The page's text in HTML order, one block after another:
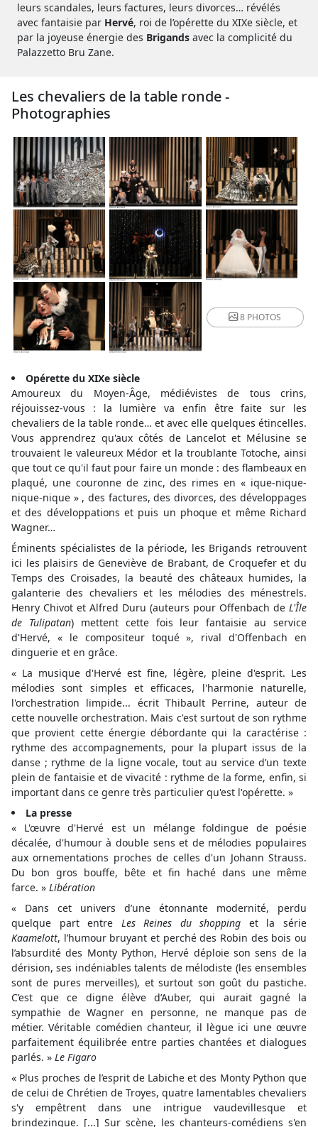
leurs scandales, leurs factures, leurs divorces… révélés
avec fantaisie par Hervé, roi de l’opérette du XIXe siècle, et
par la joyeuse énergie des Brigands avec la complicité du
Palazzetto Bru Zane.
Les chevaliers de la table ronde -
Photographies
8 PHOTOS
Opérette du XIXe siècle
Amoureux du Moyen-Âge, médiévistes de tous crins,
réjouissez-vous : la lumière va enfin être faite sur les
chevaliers de la table ronde… et avec elle quelques étincelles.
Vous apprendrez qu'aux côtés de Lancelot et Mélusine se
trouvaient le valeureux Médor et la troublante Totoche, ainsi
que tout ce qu'il faut pour faire un monde : des flambeaux en
plaqué, une couronne de zinc, des rimes en « ique-nique-
nique-nique » , des factures, des divorces, des développages
et des développations et puis un phoque et même Richard
Wagner…
Éminents spécialistes de la période, les Brigands retrouvent
ici les plaisirs de Geneviève de Brabant, de Croquefer et du
Temps des Croisades, la beauté des châteaux humides, la
galanterie des chevaliers et les mélodies des ménestrels.
Henry Chivot et Alfred Duru (auteurs pour Offenbach de L'Île
de Tulipatan) mettent cette fois leur fantaisie au service
d'Hervé, « le compositeur toqué », rival d'Offenbach en
dinguerie et en grâce.
« La musique d'Hervé est fine, légère, pleine d'esprit. Les
mélodies sont simples et efficaces, l'harmonie naturelle,
l'orchestration limpide... écrit Thibault Perrine, auteur de
cette nouvelle orchestration. Mais c'est surtout de son rythme
que provient cette énergie débordante qui la caractérise :
rythme des accompagnements, pour la plupart issus de la
danse ; rythme de la ligne vocale, tout au service d’un texte
plein de fantaisie et de vivacité : rythme de la forme, enfin, si
important dans ce genre très particulier qu'est l'opérette. »
La presse
« L'œuvre d'Hervé est un mélange foldingue de poésie
décalée, d'humour à double sens et de mélodies populaires
aux ornementations proches de celles d'un Johann Strauss.
Du bon gros bouffe, bête et fin haché dans une même
farce. » Libération
« Dans cet univers d’une étonnante modernité, perdu
quelque part entre Les Reines du shopping et la série
Kaamelott, l’humour bruyant et perché des Robin des bois ou
l’absurdité des Monty Python, Hervé déploie son sens de la
dérision, ses indéniables talents de mélodiste (les ensembles
sont de pures merveilles), et surtout son goût du pastiche.
C’est que ce digne élève d’Auber, qui aurait gagné la
sympathie de Wagner en personne, ne manque pas de
métier. Véritable comédien chanteur, il lègue ici une œuvre
parfaitement équilibrée entre parties chantées et dialogues
parlés. » Le Figaro
« Plus proches de l’esprit de Labiche et des Monty Python que
de celui de Chrétien de Troyes, quatre lamentables chevaliers
s'y empêtrent dans une intrigue vaudevillesque et
brindezingue. [...] Sur scène, les chanteurs-comédiens s'en